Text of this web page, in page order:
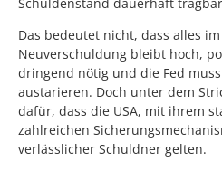
Das bedeutet nicht, dass alles
Neuverschuldung bleibt hoch,
dringend nötig und die Fed
austarieren. Doch unter dem
dafür, dass die USA, mit ihrem
zahlreichen
verlässlicher Schuldner gelten.